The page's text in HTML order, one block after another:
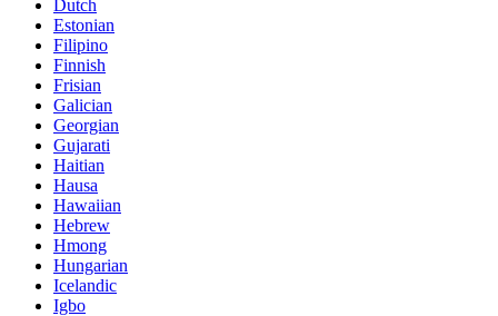
Dutch
Estonian
Filipino
Finnish
Frisian
Galician
Georgian
Gujarati
Haitian
Hausa
Hawaiian
Hebrew
Hmong
Hungarian
Icelandic
Igbo